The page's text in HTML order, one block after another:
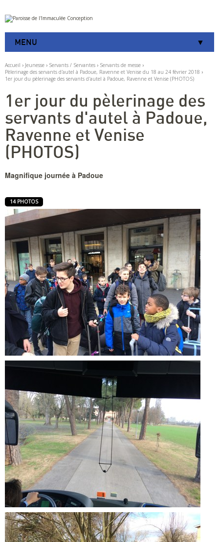
Aller
au
contenu.
à
navigation
Outils
personnels
MENU
Accueil › Jeunesse › Servants / Servantes › Servants de messe ›
Pèlerinage des servants d'autel à Padoue, Ravenne et Venise du 18 au 24 février 2018 ›
1er jour du pèlerinage des servants d'autel à Padoue, Ravenne et Venise (PHOTOS)
1er jour du pèlerinage des
servants d'autel à Padoue,
Ravenne et Venise
(PHOTOS)
Magnifique journée à Padoue
14 PHOTOS